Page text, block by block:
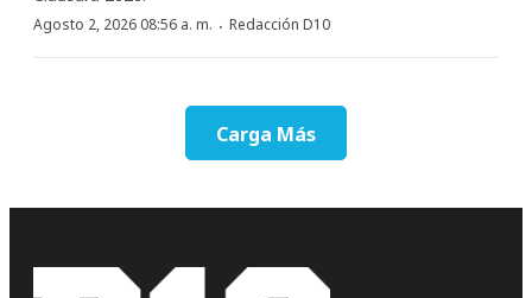
Agosto 2, 2026 08:56 a. m. · Redacción D10
Carga Más